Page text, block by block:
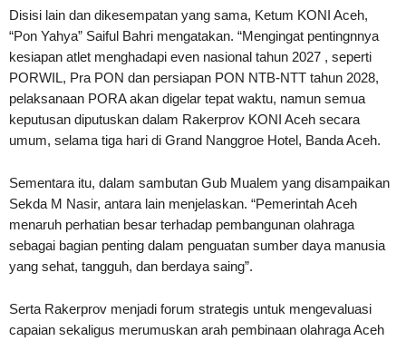
Disisi lain dan dikesempatan yang sama, Ketum KONI Aceh,
“Pon Yahya” Saiful Bahri mengatakan. “Mengingat pentingnnya
kesiapan atlet menghadapi even nasional tahun 2027 , seperti
PORWIL, Pra PON dan persiapan PON NTB-NTT tahun 2028,
pelaksanaan PORA akan digelar tepat waktu, namun semua
keputusan diputuskan dalam Rakerprov KONI Aceh secara
umum, selama tiga hari di Grand Nanggroe Hotel, Banda Aceh.
Sementara itu, dalam sambutan Gub Mualem yang disampaikan
Sekda M Nasir, antara lain menjelaskan. “Pemerintah Aceh
menaruh perhatian besar terhadap pembangunan olahraga
sebagai bagian penting dalam penguatan sumber daya manusia
yang sehat, tangguh, dan berdaya saing”.
Serta Rakerprov menjadi forum strategis untuk mengevaluasi
capaian sekaligus merumuskan arah pembinaan olahraga Aceh